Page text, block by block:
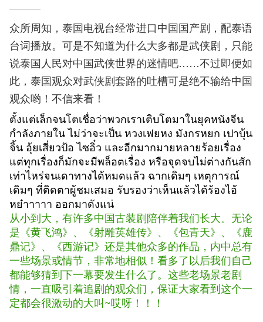
众所周知，泰国电视台经常进口中国国产剧，配泰语
台词播放。可是不知道为什么大多都是武侠剧，只能
说泰国人民对中国武侠世界的迷情吧……不过即便如
此，泰国观众对武侠剧套路的吐槽可是绝不输给中国
观众哟！不信来看！
ตั้งแต่เล็กจนโตเชื่อว่าพวกเราเติบโตมาในยุคหนังจีน
กำลังภายใน ไม่ว่าจะเป็น หวงเฟยหง มังกรหยก เปาบุ้น
จิ้น อุ้ยเสี่ยวป้อ ไซอิ๋ว และอีกมากมายหลายร้อยเรื่อง
แต่ทุกเรื่องก็มักจะมีพล็อตเรื่อง หรือจุดจบไม่ต่างกันสัก
เท่าไหร่จนเดาทางได้หมดแล้ว ฉากเดิมๆ เหตุการณ์
เดิมๆ ที่ติดตาผู้ชมเสมอ รับรองว่าเห็นแล้วได้ร้องไอ้
หย๋าาาาา ออกมาดังแน่
从小到大，有许多中国古装剧陪伴着我们长大。无论
是《黄飞鸿》、《射雕英雄传》、《包青天》、《鹿
鼎记》、《西游记》还是其他众多的作品，内中总有
一些场景或情节，非常地相似！看多了以后我们自己
都能够猜到下一幕要发生什么了。这些老场景老剧
情，一直吸引着追剧的观众们，保证大家看到这个一
定都会很激动的大叫~哎呀！！！